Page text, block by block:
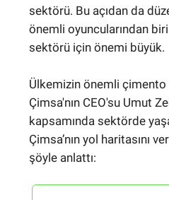
sektörü. Bu açıdan da
önemli oyuncularından
sektörü için önemi büyük.
Ülkemizin önemli
Çimsa'nın CEO'su Umut
kapsamında sektörde
Çimsa’nın yol haritasını
şöyle anlattı: